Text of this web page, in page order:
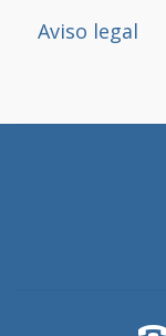
Aviso legal